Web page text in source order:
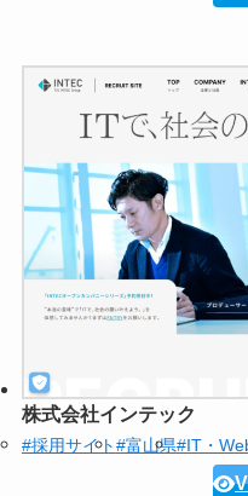
株式会社インテック
#採用サイト#富山県#IT・